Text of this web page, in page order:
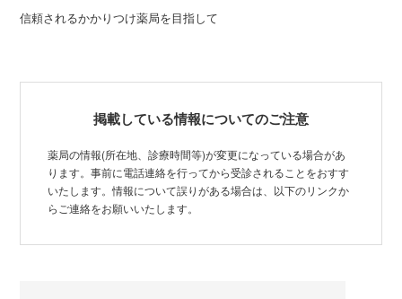
信頼されるかかりつけ薬局を目指して
掲載している情報についてのご注意
薬局の情報(所在地、診療時間等)が変更になっている場合があ
ります。事前に電話連絡を行ってから受診されることをおすす
いたします。情報について誤りがある場合は、以下のリンクか
らご連絡をお願いいたします。